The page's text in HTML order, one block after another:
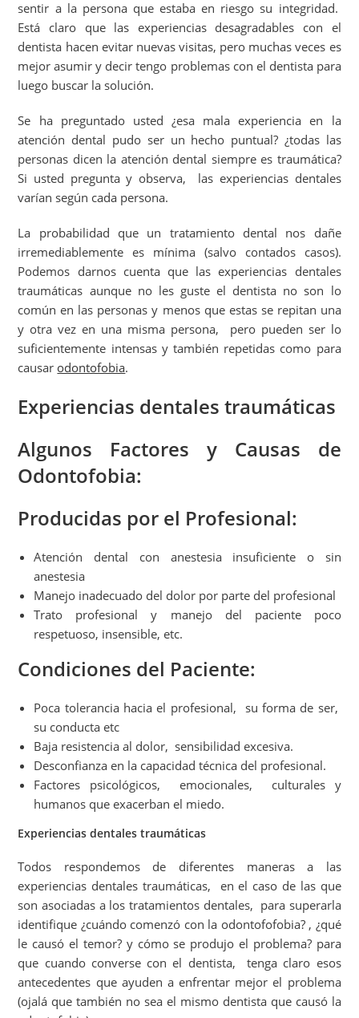
sentir a la persona que estaba en riesgo su integridad.
Está claro que las experiencias desagradables con el
dentista hacen evitar nuevas visitas, pero muchas veces es
mejor asumir y decir tengo problemas con el dentista para
luego buscar la solución.
Se ha preguntado usted ¿esa mala experiencia en la
atención dental pudo ser un hecho puntual? ¿todas las
personas dicen la atención dental siempre es traumática?
Si usted pregunta y observa, las experiencias dentales
varían según cada persona.
La probabilidad que un tratamiento dental nos dañe
irremediablemente es mínima (salvo contados casos).
Podemos darnos cuenta que las experiencias dentales
traumáticas aunque no les guste el dentista no son lo
común en las personas y menos que estas se repitan una
y otra vez en una misma persona, pero pueden ser lo
suficientemente intensas y también repetidas como para
causar odontofobia.
Experiencias dentales traumáticas
Algunos Factores y Causas de
Odontofobia:
Producidas por el Profesional:
Atención dental con anestesia insuficiente o sin
anestesia
Manejo inadecuado del dolor por parte del profesional
Trato profesional y manejo del paciente poco
respetuoso, insensible, etc.
Condiciones del Paciente:
Poca tolerancia hacia el profesional, su forma de ser,
su conducta etc
Baja resistencia al dolor, sensibilidad excesiva.
Desconfianza en la capacidad técnica del profesional.
Factores psicológicos, emocionales, culturales y
humanos que exacerban el miedo.
Experiencias dentales traumáticas
Todos respondemos de diferentes maneras a las
experiencias dentales traumáticas, en el caso de las que
son asociadas a los tratamientos dentales, para superarla
identifique ¿cuándo comenzó con la odontofofobia? , ¿qué
le causó el temor? y cómo se produjo el problema? para
que cuando converse con el dentista, tenga claro esos
antecedentes que ayuden a enfrentar mejor el problema
(ojalá que también no sea el mismo dentista que causó la